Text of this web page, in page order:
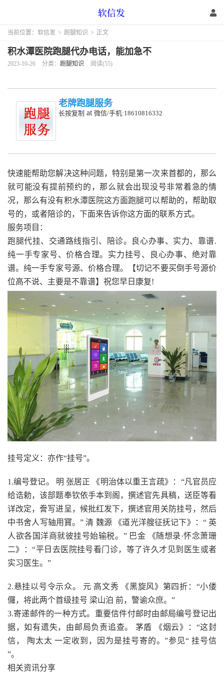
当前位置： 软信发 > 跑腿知识 > 正文
积水潭医院跑腿代办电话，能加急不
2023-10-26 分类： 跑腿知识 阅读(55)
老牌跑腿服务
长按复制 at 微信/手机:18610816332
快速能帮助您解决这种问题，特别是第一次来首都的，那么
就可能没有提前预约的，那么就会出现没号非常着急的情
况，那么有没有积水潭医院这方面跑腿可以帮助的，帮助取
号的，或者陪诊的，下面来告诉你这方面的联系方式。
服务项目：
跑腿代挂、交通路线指引、陪诊。良心办事、实力、靠谱.
纯一手专家号、价格合理。实力挂号、良心办事、绝对靠
谱。纯一手专家号源、价格合理。【切记不要买倒手号源价
位高不说、主要是不靠谱】祝您早日康复!
挂号定义：亦作“挂号”。
1.编号登记。 明 张居正 《明治体以重王言疏》：“凡官员应
给诰勅，该部题奉钦依手本到阁，撰述官先具稿，送臣等看
详改定，誊写进呈，候批红发下，撰述官用关防挂号，然后
中书舍人写轴用寳。” 清 魏源 《道光洋艘征抚记下》：“ 英
人欲各国洋商就彼挂号始输税。” 巴金 《随想录·怀念萧珊
二》：“平日去医院挂号看门诊，等了许久才见到医生或者
实习医生。”
2.悬挂以号令示众。 元 高文秀 《黑旋风》第四折：“小偻
儸，将此两个首级挂号 梁山泊 前，警谕众庶。”
3.寄递邮件的一种方式。重要信件付邮时由邮局编号登记出
据，如有遗失，由邮局负责追查。 茅盾 《烟云》：“这封
信， 陶太太 一定收到，因为是挂号寄的。”参见“ 挂号信
”。
相关资讯分享